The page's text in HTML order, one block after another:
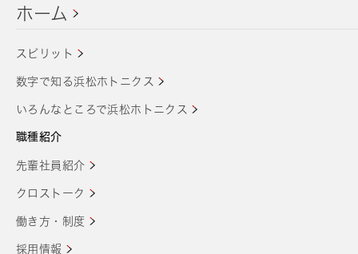
ホーム
スピリット
数字で知る浜松ホトニクス
いろんなところで浜松ホトニクス
職種紹介
先輩社員紹介
クロストーク
働き方・制度
採用情報